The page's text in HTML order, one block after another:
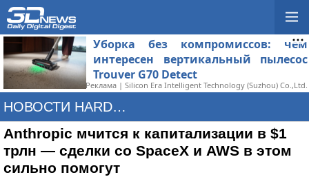
Уборка без компромиссов: чем
интересен вертикальный пылесос
Trouver G70 Detect
Реклама | Silicon Era Intelligent Technology (Suzhou) Co.,Ltd.
НОВОСТИ HARDWARE
Anthropic мчится к капитализации в $1
трлн — сделки со SpaceX и AWS в этом
сильно помогут